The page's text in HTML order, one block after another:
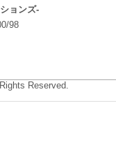
ョンズ-
98
Reserved.